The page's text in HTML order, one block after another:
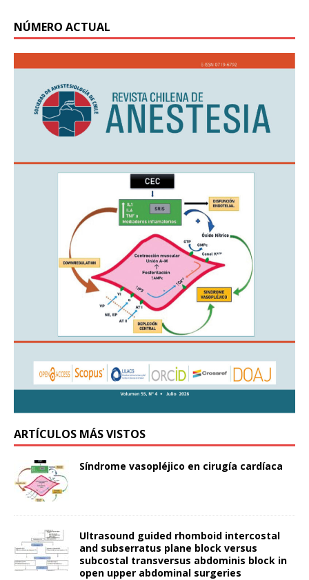
NÚMERO ACTUAL
ARTÍCULOS MÁS VISTOS
Síndrome vasopléjico en cirugía cardíaca
Ultrasound guided rhomboid intercostal
and subserratus plane block versus
subcostal transversus abdominis block in
open upper abdominal surgeries